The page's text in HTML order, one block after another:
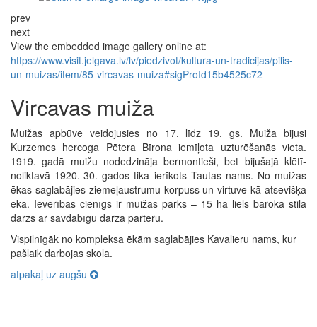
prev
next
View the embedded image gallery online at:
https://www.visit.jelgava.lv/lv/piedzivot/kultura-un-tradicijas/pilis-
un-muizas/item/85-vircavas-muiza#sigProId15b4525c72
Vircavas muiža
Muižas apbūve veidojusies no 17. līdz 19. gs. Muiža bijusi
Kurzemes hercoga Pētera Bīrona iemīļota uzturēšanās vieta.
1919. gadā muižu nodedzināja bermontieši, bet bijušajā klētī-
noliktavā 1920.-30. gados tika ierīkots Tautas nams. No muižas
ēkas saglabājies ziemeļaustrumu korpuss un virtuve kā atsevišķa
ēka. Ievērības cienīgs ir muižas parks – 15 ha liels baroka stila
dārzs ar savdabīgu dārza parteru.
Vispilnīgāk no kompleksa ēkām saglabājies Kavalieru nams, kur
pašlaik darbojas skola.
atpakaļ uz augšu